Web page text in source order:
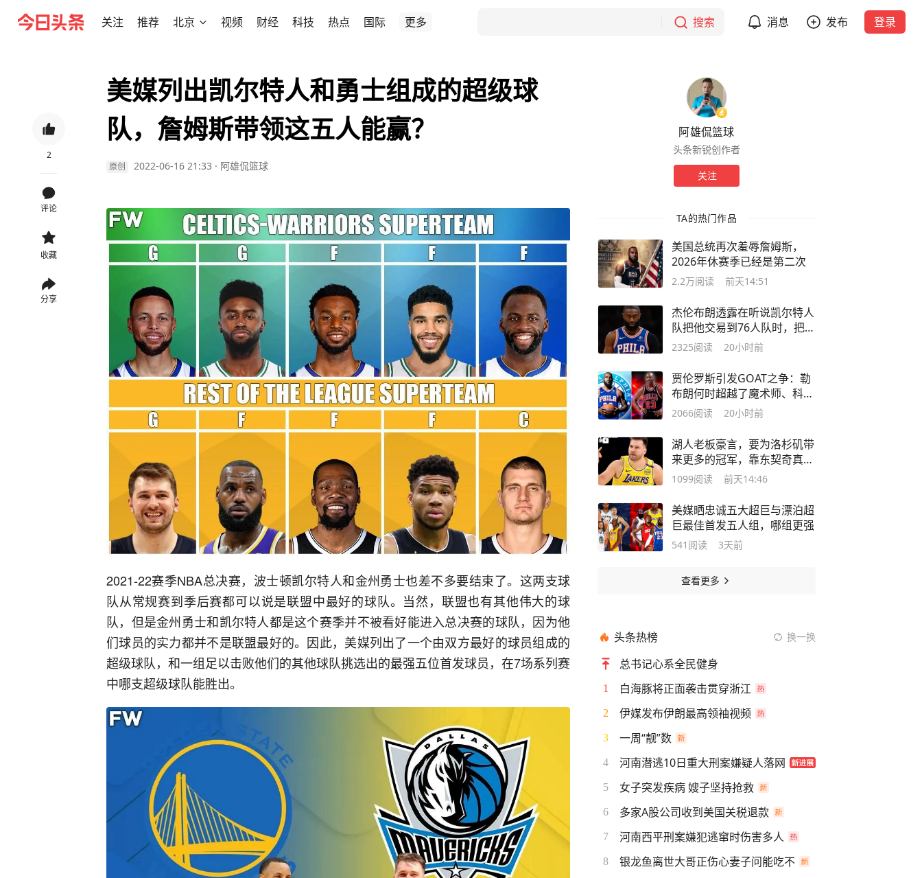
关注 推荐 北京 视频 财经 科技 热点 国际 更多 搜索 消息 发布 登录
2
评论
收藏
分享
美媒列出凯尔特人和勇士组成的超级球
队，詹姆斯带领这五人能赢？
原创 2022-06-16 21:33 · 阿雄侃篮球
2021-22赛季NBA总决赛，波士顿凯尔特人和金州勇士也差不多要结束了。这两支球
队从常规赛到季后赛都可以说是联盟中最好的球队。当然，联盟也有其他伟大的球
队，但是金州勇士和凯尔特人都是这个赛季并不被看好能进入总决赛的球队，因为他
们球员的实力都并不是联盟最好的。因此，美媒列出了一个由双方最好的球员组成的
超级球队，和一组足以击败他们的其他球队挑选出的最强五位首发球员，在7场系列赛
中哪支超级球队能胜出。
阿雄侃篮球
头条新锐创作者
关注
TA的热门作品
美国总统再次羞辱詹姆斯，
2026年休赛季已经是第二次
2.2万阅读 前天14:51
杰伦布朗透露在听说凯尔特人
队把他交易到76人队时，把手
机扔了
2325阅读 20小时前
贾伦罗斯引发GOAT之争：勒
布朗何时超越了魔术师、科比
和邓肯
2066阅读 20小时前
湖人老板豪言，要为洛杉矶带
来更多的冠军，靠东契奇真能
夺冠吗？
1099阅读 前天14:46
美媒晒忠诚五大超巨与漂泊超
巨最佳首发五人组，哪组更强
541 阅读 3天前
查看更多
头条热榜 换一换
总书记心系全民健身
1 白海豚将正面袭击贯穿浙江
2 伊媒发布伊朗最高领袖视频
3 一周“靓”数
4 河南潜逃10日重大刑案嫌疑人落网
5 女子突发疾病 嫂子坚持抢救
6 多家A股公司收到美国关税退款
7 河南西平刑案嫌犯逃窜时伤害多人
8 银龙鱼离世大哥正伤心妻子问能吃不